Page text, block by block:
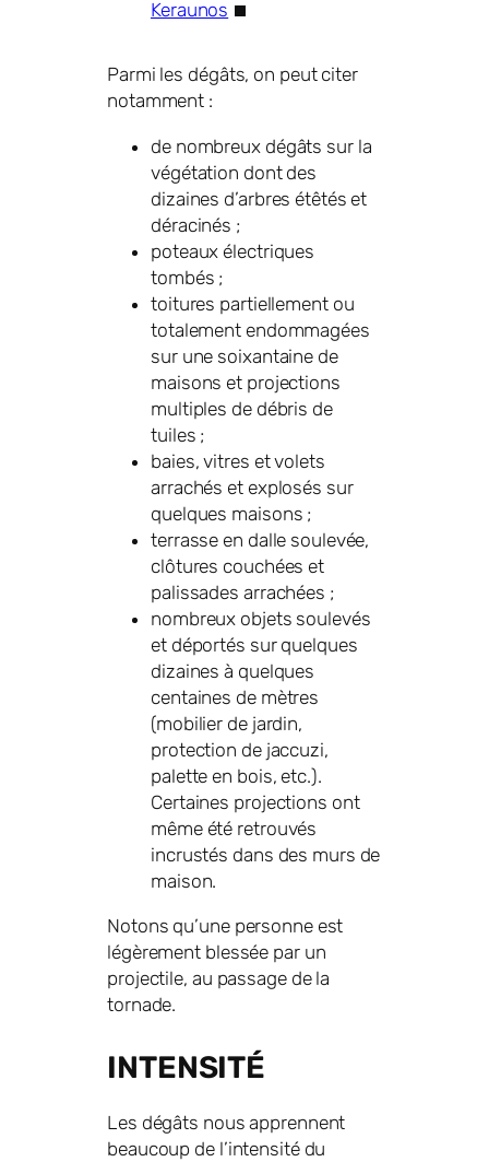
Keraunos
Parmi les dégâts, on peut citer
notamment :
de nombreux dégâts sur la
végétation dont des
dizaines d’arbres étêtés et
déracinés ;
poteaux électriques
tombés ;
toitures partiellement ou
totalement endommagées
sur une soixantaine de
maisons et projections
multiples de débris de
tuiles ;
baies, vitres et volets
arrachés et explosés sur
quelques maisons ;
terrasse en dalle soulevée,
clôtures couchées et
palissades arrachées ;
nombreux objets soulevés
et déportés sur quelques
dizaines à quelques
centaines de mètres
(mobilier de jardin,
protection de jaccuzi,
palette en bois, etc.).
Certaines projections ont
même été retrouvés
incrustés dans des murs de
maison.
Notons qu’une personne est
légèrement blessée par un
projectile, au passage de la
tornade.
INTENSITÉ
Les dégâts nous apprennent
beaucoup de l’intensité du